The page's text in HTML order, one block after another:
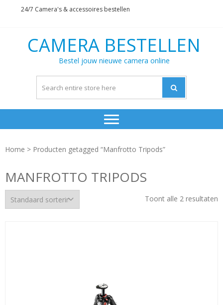
24/7 Camera's & accessoires bestellen
CAMERA BESTELLEN
Bestel jouw nieuwe camera online
Home > Producten getagged “Manfrotto Tripods”
MANFROTTO TRIPODS
Toont alle 2 resultaten